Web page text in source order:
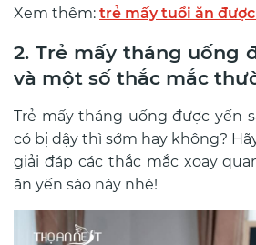
Xem thêm: trẻ mấy tuổi ăn
2. Trẻ mấy tháng uống
và một số thắc mắc
Trẻ mấy tháng uống được yến
có bị dậy thì sớm hay không?
giải đáp các thắc mắc xoay
ăn yến sào này nhé!